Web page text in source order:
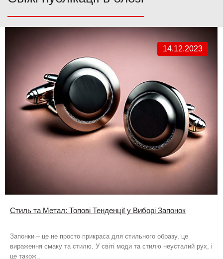
14.12.2023
Стиль та Метал: Топові Тенденції у Виборі Запонок
Запонки – це не просто прикраса для стильного образу, це
вираження смаку та стилю. У світі моди та стилю неусталий рух, і
це також..